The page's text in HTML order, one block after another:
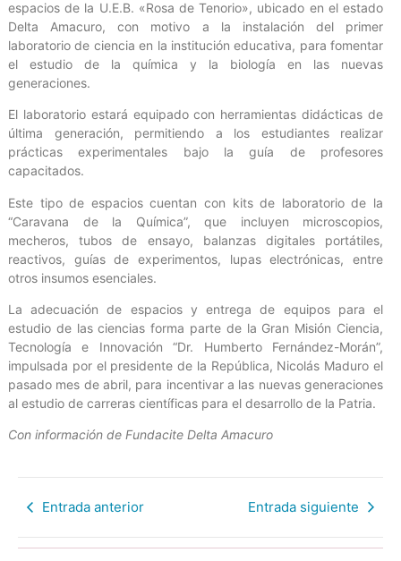
espacios de la U.E.B. «Rosa de Tenorio», ubicado en el estado
Delta Amacuro, con motivo a la instalación del primer
laboratorio de ciencia en la institución educativa, para fomentar
el estudio de la química y la biología en las nuevas
generaciones.
El laboratorio estará equipado con herramientas didácticas de
última generación, permitiendo a los estudiantes realizar
prácticas experimentales bajo la guía de profesores
capacitados.
Este tipo de espacios cuentan con kits de laboratorio de la
“Caravana de la Química”, que incluyen microscopios,
mecheros, tubos de ensayo, balanzas digitales portátiles,
reactivos, guías de experimentos, lupas electrónicas, entre
otros insumos esenciales.
La adecuación de espacios y entrega de equipos para el
estudio de las ciencias forma parte de la Gran Misión Ciencia,
Tecnología e Innovación “Dr. Humberto Fernández-Morán”,
impulsada por el presidente de la República, Nicolás Maduro el
pasado mes de abril, para incentivar a las nuevas generaciones
al estudio de carreras científicas para el desarrollo de la Patria.
Con información de Fundacite Delta Amacuro
Entrada anterior Entrada siguiente